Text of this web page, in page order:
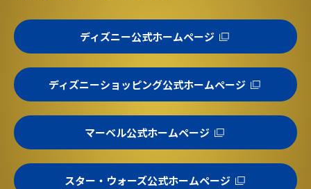
ディズニー公式ホームページ
ディズニーショッピング公式ホームページ
マーベル公式ホームページ
スター・ウォーズ公式ホームページ